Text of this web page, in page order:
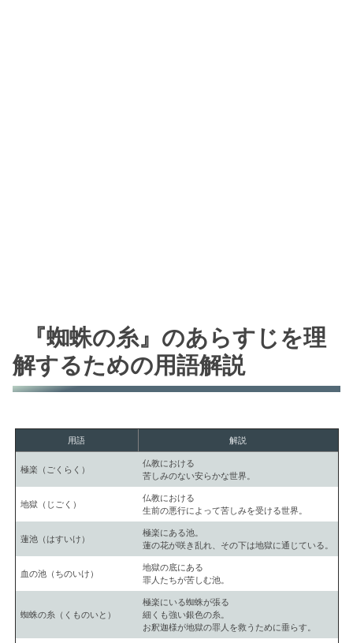
『蜘蛛の糸』のあらすじを理
解するための用語解説
用語 解説
極楽（ごくらく）
仏教における
苦しみのない安らかな世界。
地獄（じごく）
仏教における
生前の悪行によって苦しみを受ける世界。
蓮池（はすいけ）
極楽にある池。
蓮の花が咲き乱れ、その下は地獄に通じている。
血の池（ちのいけ）
地獄の底にある
罪人たちが苦しむ池。
蜘蛛の糸（くものいと）
極楽にいる蜘蛛が張る
細くも強い銀色の糸。
お釈迦様が地獄の罪人を救うために垂らす。